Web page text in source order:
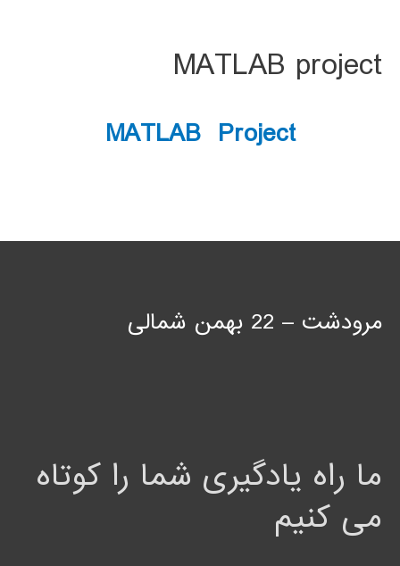
MATLAB project
MATLAB Project
مرودشت – 22 بهمن شمالی
ما راه یادگیری شما را کوتاه
می کنیم